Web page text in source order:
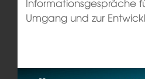
Umgang und zur